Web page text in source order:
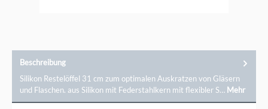
Beschreibung
Silikon Restelöffel 31 cm zum optimalen Auskratzen von Gläsern
und Flaschen. aus Silikon mit Federstahlkern mit flexibler S… Mehr